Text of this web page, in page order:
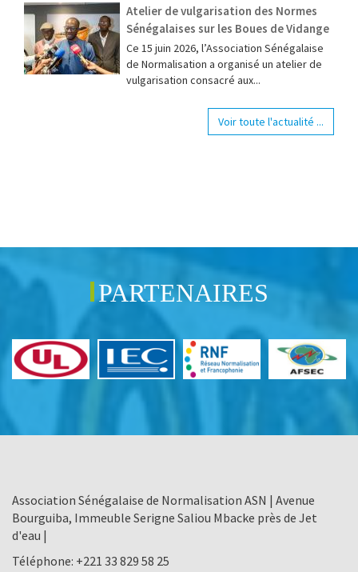
Atelier de vulgarisation des Normes
Sénégalaises sur les Boues de Vidange
Ce 15 juin 2026, l’Association Sénégalaise
de Normalisation a organisé un atelier de
vulgarisation consacré aux...
Voir toute l'actualité ...
PARTENAIRES
Association Sénégalaise de Normalisation ASN | Avenue
Bourguiba, Immeuble Serigne Saliou Mbacke près de Jet
d'eau |
Téléphone: +221 33 829 58 25